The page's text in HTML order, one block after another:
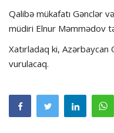
Qalibə mükafatı Gənclər
müdiri Elnur Məmmədov
Xatırladaq ki,
vurulacaq.